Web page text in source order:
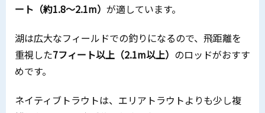
ート（約1.8～2.1m） が適しています。
湖は広大なフィールドでの釣りになるので、飛距離を
重視した7フィート以上（2.1m以上） のロッドがおすす
めです。
ネイティブトラウトは、エリアトラウトよりも少し複